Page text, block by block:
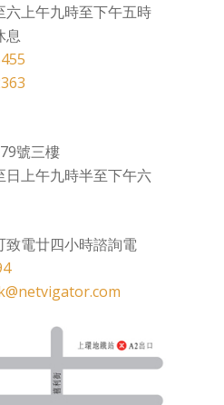
六上午九時至下午五時
息
號三樓
日上午九時半至下午六
致電廿四小時諮詢電